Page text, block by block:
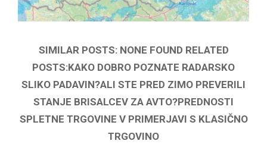
SIMILAR POSTS: NONE FOUND RELATED
POSTS:KAKO DOBRO POZNATE RADARSKO
SLIKO PADAVIN?ALI STE PRED ZIMO PREVERILI
STANJE BRISALCEV ZA AVTO?PREDNOSTI
SPLETNE TRGOVINE V PRIMERJAVI S KLASIČNO
TRGOVINO